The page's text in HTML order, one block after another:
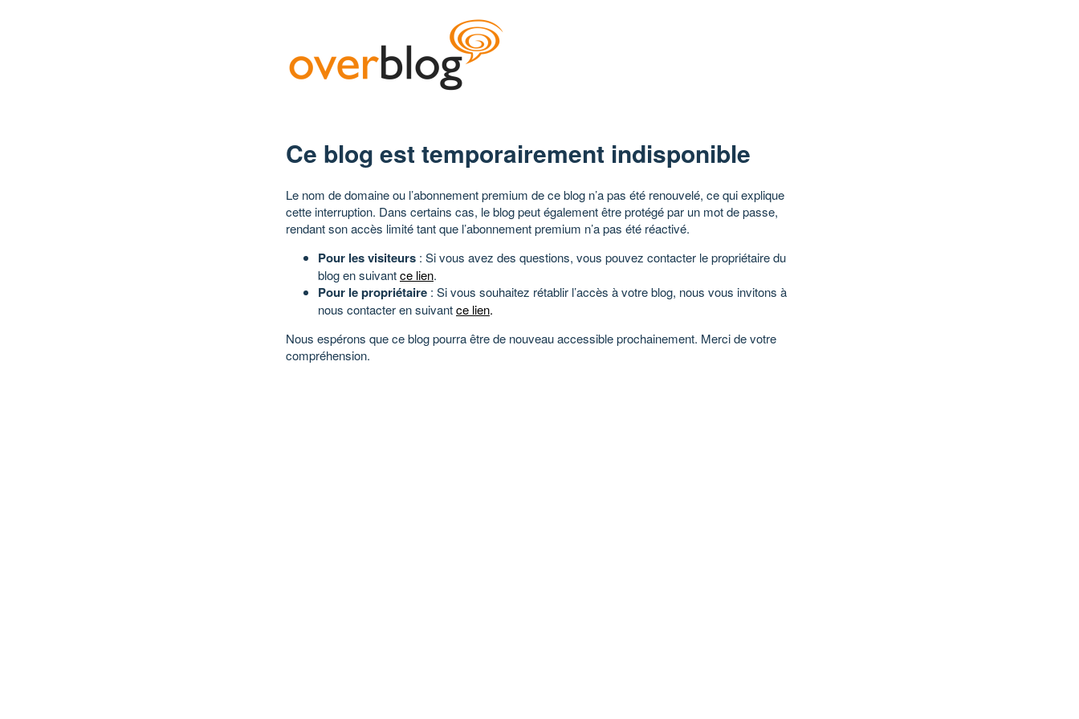
Ce blog est temporairement indisponible
Le nom de domaine ou l’abonnement premium de ce blog n’a pas été renouvelé, ce qui explique
cette interruption. Dans certains cas, le blog peut également être protégé par un mot de passe,
rendant son accès limité tant que l’abonnement premium n’a pas été réactivé.
Pour les visiteurs : Si vous avez des questions, vous pouvez contacter le propriétaire du
blog en suivantce lien.
Pour le propriétaire : Si vous souhaitez rétablir l’accès à votre blog, nous vous invitons à
nous contacter en suivantce lien.
Nous espérons que ce blog pourra être de nouveau accessible prochainement. Merci de votre
compréhension.